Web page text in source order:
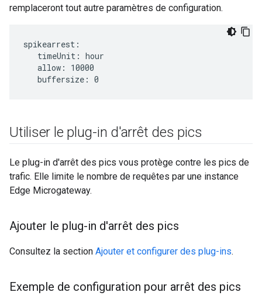
remplaceront tout autre paramètres de configuration.
spikearrest:
   timeUnit: hour
   allow: 10000
   buffersize: 0
Utiliser le plug-in d'arrêt des pics
Le plug-in d'arrêt des pics vous protège contre les pics de
trafic. Elle limite le nombre de requêtes par une instance
Edge Microgateway.
Ajouter le plug-in d'arrêt des pics
Consultez la section Ajouter et configurer des plug-ins.
Exemple de configuration pour arrêt des pics